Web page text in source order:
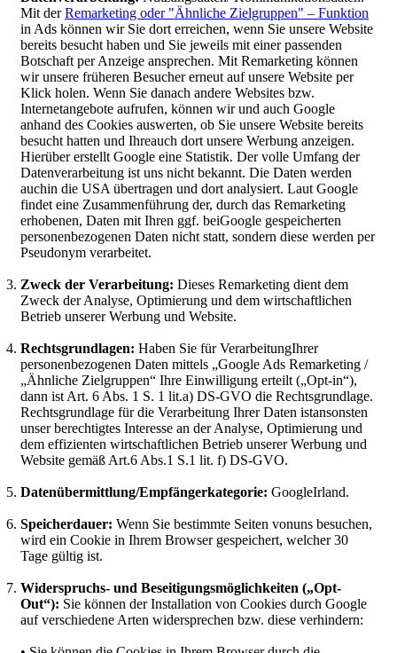
Mit derRemarketing oder "Ähnliche Zielgruppen" – Funktion
in Ads können wir Sie dort erreichen, wenn Sie unsere Website
bereits besucht haben und Sie jeweils mit einer passenden
Botschaft per Anzeige ansprechen. Mit Remarketing können
wir unsere früheren Besucher erneut auf unsere Website per
Klick holen. Wenn Sie danach andere Websites bzw.
Internetangebote aufrufen, können wir und auch Google
anhand des Cookies auswerten, ob Sie unsere Website bereits
besucht hatten und Ihreauch dort unsere Werbung anzeigen.
Hierüber erstellt Google eine Statistik. Der volle Umfang der
Datenverarbeitung ist uns nicht bekannt. Die Daten werden
auchin die USA übertragen und dort analysiert. Laut Google
findet eine Zusammenführung der, durch das Remarketing
erhobenen, Daten mit Ihren ggf. beiGoogle gespeicherten
personenbezogenen Daten nicht statt, sondern diese werden per
Pseudonym verarbeitet.
Zweck der Verarbeitung: Dieses Remarketing dient dem
Zweck der Analyse, Optimierung und dem wirtschaftlichen
Betrieb unserer Werbung und Website.
Rechtsgrundlagen: Haben Sie für VerarbeitungIhrer
personenbezogenen Daten mittels „Google Ads Remarketing /
„Ähnliche Zielgruppen“ Ihre Einwilligung erteilt („Opt-in“),
dann ist Art. 6 Abs. 1 S. 1 lit.a) DS-GVO die Rechtsgrundlage.
Rechtsgrundlage für die Verarbeitung Ihrer Daten istansonsten
unser berechtigtes Interesse an der Analyse, Optimierung und
dem effizienten wirtschaftlichen Betrieb unserer Werbung und
Website gemäß Art.6 Abs.1 S.1 lit. f) DS-GVO.
Datenübermittlung/Empfängerkategorie: GoogleIrland.
Speicherdauer: Wenn Sie bestimmte Seiten vonuns besuchen,
wird ein Cookie in Ihrem Browser gespeichert, welcher 30
Tage gültig ist.
Widerspruchs- und Beseitigungsmöglichkeiten („Opt-
Out“): Sie können der Installation von Cookies durch Google
auf verschiedene Arten widersprechen bzw. diese verhindern: